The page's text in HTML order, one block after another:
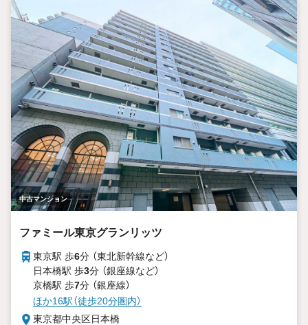
中古マンション
ファミール東京グランリッツ
東京駅 歩6分 （東北新幹線など）
日本橋駅 歩3分 （銀座線など）
京橋駅 歩7分 （銀座線）
ほか16駅（徒歩20分圏内）
東京都中央区日本橋